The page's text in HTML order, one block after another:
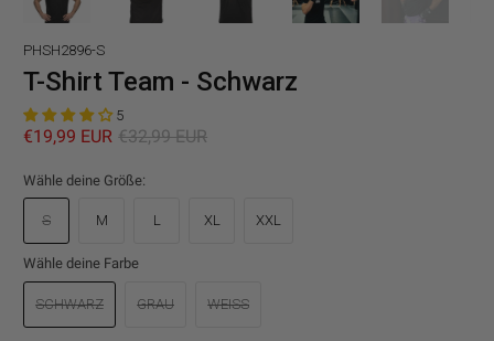
PHSH2896-S
T-Shirt Team - Schwarz
5
€19,99 EUR €32,99 EUR
Wähle deine Größe:
S M L XL XXL
Wähle deine Farbe
SCHWARZ GRAU WEISS